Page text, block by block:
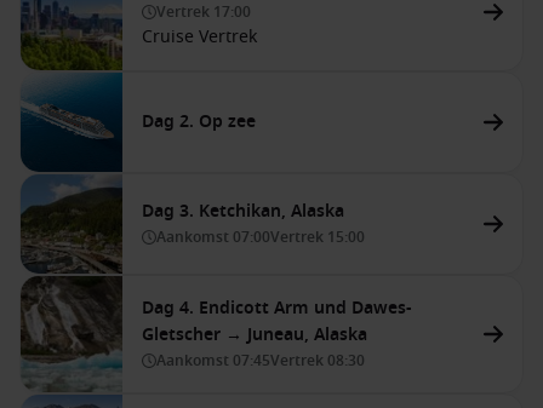
Vertrek 17:00
Cruise Vertrek
Dag 2. Op zee
Dag 3. Ketchikan, Alaska
Aankomst 07:00Vertrek 15:00
Dag 4. Endicott Arm und Dawes-
Gletscher → Juneau, Alaska
Aankomst 07:45Vertrek 08:30